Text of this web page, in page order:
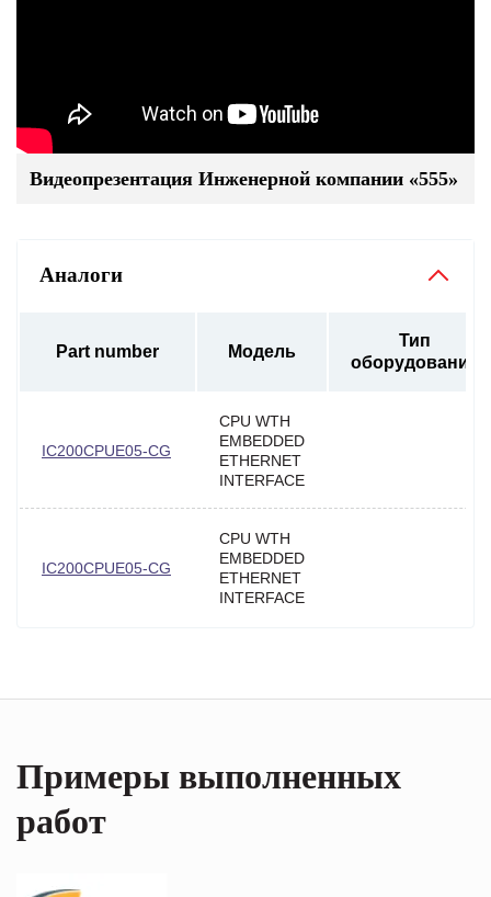
Видеопрезентация Инженерной компании «555»
Аналоги
Part number Модель
Тип
оборудования
IC200CPUE05-CG
CPU WTH
EMBEDDED
ETHERNET
INTERFACE
IC200CPUE05-CG
CPU WTH
EMBEDDED
ETHERNET
INTERFACE
Примеры выполненных
работ